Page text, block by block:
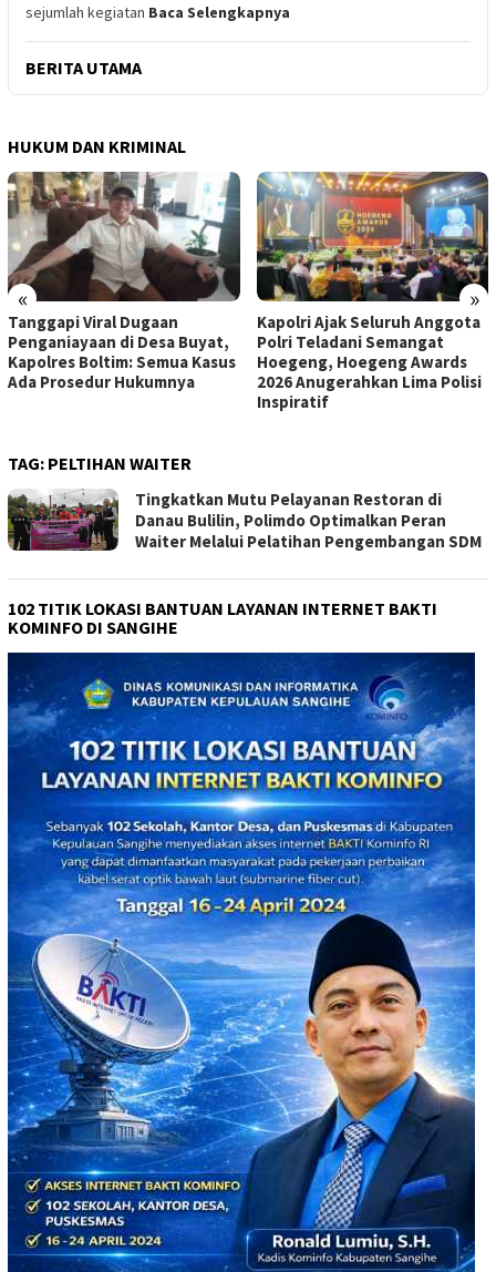
sejumlah kegiatan Baca Selengkapnya
BERITA UTAMA
HUKUM DAN KRIMINAL
« »
Tanggapi Viral Dugaan
Penganiayaan di Desa Buyat,
Kapolres Boltim: Semua Kasus
Ada Prosedur Hukumnya
Kapolri Ajak Seluruh Anggota
Polri Teladani Semangat
Hoegeng, Hoegeng Awards
2026 Anugerahkan Lima Polisi
Inspiratif
TAG: PELTIHAN WAITER
Tingkatkan Mutu Pelayanan Restoran di
Danau Bulilin, Polimdo Optimalkan Peran
Waiter Melalui Pelatihan Pengembangan SDM
102 TITIK LOKASI BANTUAN LAYANAN INTERNET BAKTI
KOMINFO DI SANGIHE